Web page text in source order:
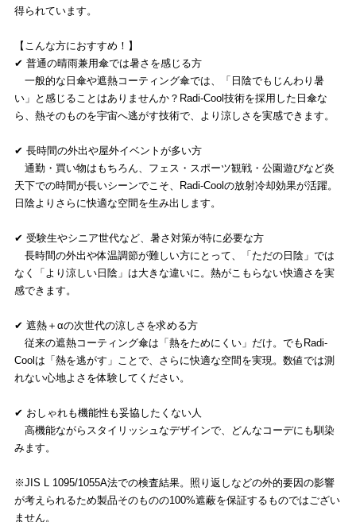
得られています。
【こんな方におすすめ！】
✔ 普通の晴雨兼用傘では暑さを感じる方
一般的な日傘や遮熱コーティング傘では、「日陰でもじんわり暑
い」と感じることはありませんか？Radi-Cool技術を採用した日傘な
ら、熱そのものを宇宙へ逃がす技術で、より涼しさを実感できます。
✔ 長時間の外出や屋外イベントが多い方
通勤・買い物はもちろん、フェス・スポーツ観戦・公園遊びなど炎
天下での時間が長いシーンでこそ、Radi-Coolの放射冷却効果が活躍。
日陰よりさらに快適な空間を生み出します。
✔ 受験生やシニア世代など、暑さ対策が特に必要な方
長時間の外出や体温調節が難しい方にとって、「ただの日陰」では
なく「より涼しい日陰」は大きな違いに。熱がこもらない快適さを実
感できます。
✔ 遮熱＋αの次世代の涼しさを求める方
従来の遮熱コーティング傘は「熱をためにくい」だけ。でもRadi-
Coolは「熱を逃がす」ことで、さらに快適な空間を実現。数値では測
れない心地よさを体験してください。
✔ おしゃれも機能性も妥協したくない人
高機能ながらスタイリッシュなデザインで、どんなコーデにも馴染
みます。
※JIS L 1095/1055A法での検査結果。照り返しなどの外的要因の影響
が考えられるため製品そのものの100%遮蔽を保証するものではござい
ません。